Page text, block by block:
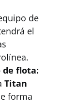
de
el
flota:
Titan
forma